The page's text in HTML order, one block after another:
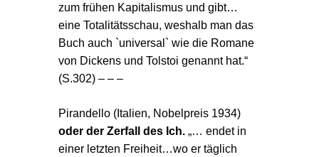
zum frühen Kapitalismus und gibt…
eine Totalitätsschau, weshalb man das
Buch auch `universal` wie die Romane
von Dickens und Tolstoi genannt hat.“
(S.302) – – –
Pirandello (Italien, Nobelpreis 1934)
oder der Zerfall des Ich. „… endet in
einer letzten Freiheit…wo er täglich